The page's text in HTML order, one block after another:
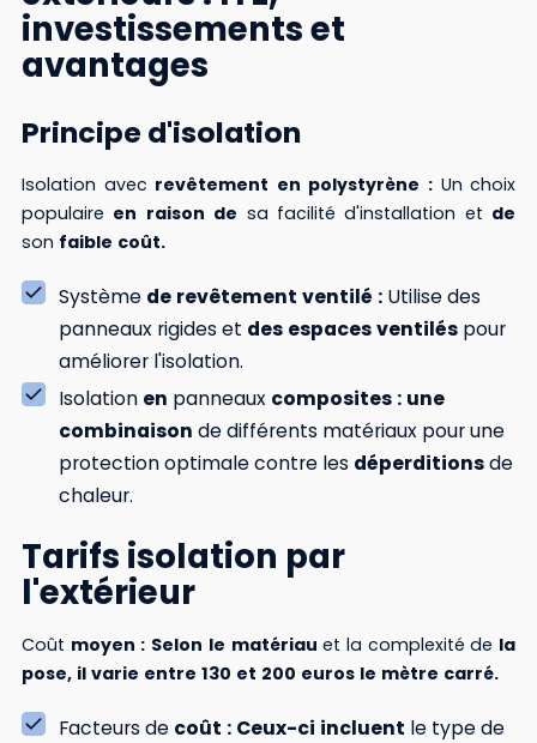
investissements et
avantages
Principe d'isolation
Isolation avec revêtement en polystyrène :Un choix
populaire en raison de sa facilité d'installation et de
son faible coût.
Système de revêtement ventilé : Utilise des
panneaux rigides et des espacesventilés pour
améliorer l'isolation.
Isolation en panneaux composites : une
combinaison de différents matériaux pour une
protection optimale contre les déperditionsde
chaleur.
Tarifs isolation par
l'extérieur
Coût moyen : Selon le matériau et la complexité de la
pose, il varie entre 130 et 200 euros le mètre carré.
Facteurs de coût : Ceux-ci incluent le type de